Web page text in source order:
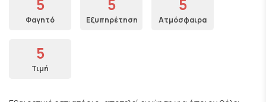
5
Φαγητό
5
Εξυπηρέτηση
5
Ατμόσφαιρα
5
Τιμή